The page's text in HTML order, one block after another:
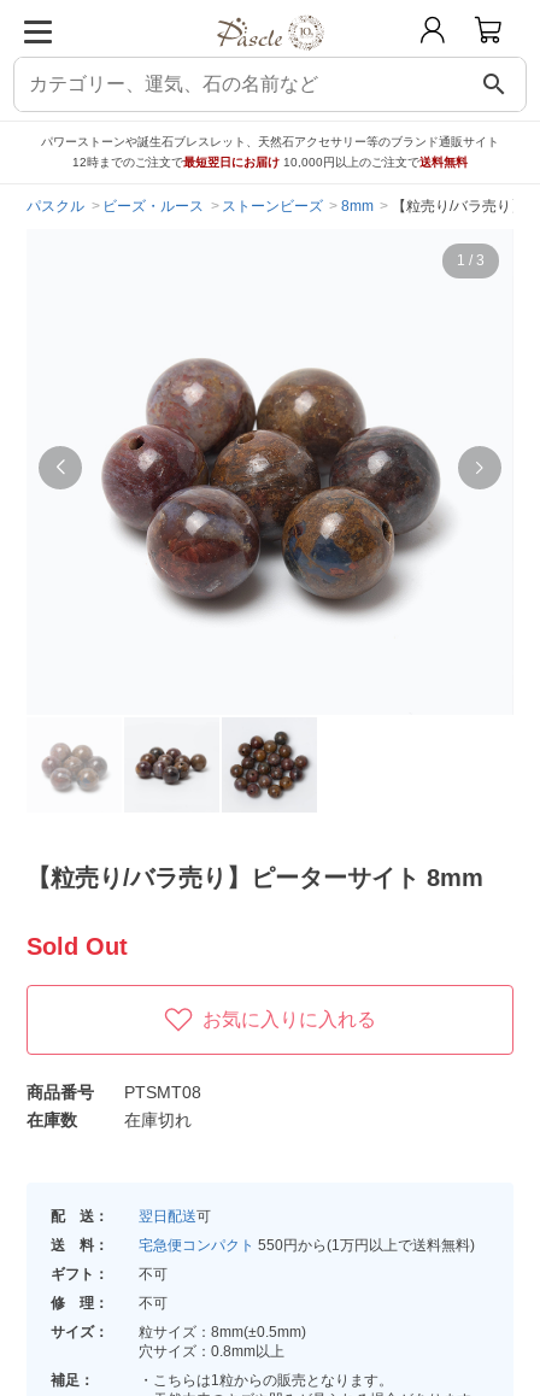
search
パワーストーンや誕生石ブレスレット、天然石アクセサリー等のブランド通販サイト
12時までのご注文で最短翌日にお届け 10,000円以上のご注文で送料無料
パスクル ビーズ・ルース ストーンビーズ 8mm 【粒売り/バラ売り】
1 / 3
【粒売り/バラ売り】ピーターサイト 8mm
Sold Out
お気に入りに入れる
商品番号
PTSMT08
在庫数
在庫切れ
配 送： 翌日配送可
送 料：
宅急便コンパクト 550円から(1万円以上で送料無料)
ギフト：
不可
修 理：
不可
サイズ：
粒サイズ：8mm(±0.5mm)
穴サイズ：0.8mm以上
補足：
・こちらは1粒からの販売となります。